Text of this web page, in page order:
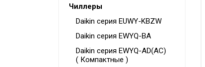
VRV-системы
Чиллеры и фанкойлы
Очистители воздуха
Чиллеры
Daikin серия EUWY-KBZW
Daikin серия EWYQ-BA
Daikin серия EWYQ-AD(AC)
( Компактные )